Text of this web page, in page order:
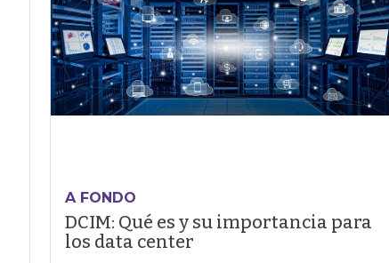
A FONDO
DCIM: Qué es y su importancia para
los data center